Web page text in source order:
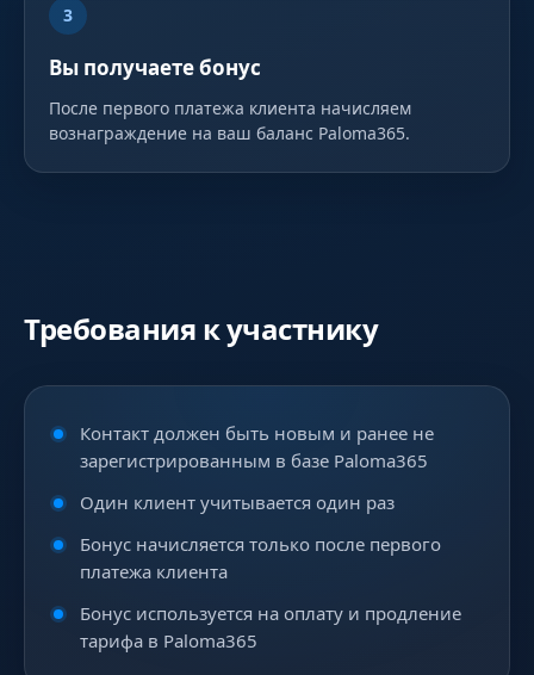
3
Вы получаете бонус
После первого платежа клиента начисляем
вознаграждение на ваш баланс Paloma365.
Требования к участнику
Контакт должен быть новым и ранее не
зарегистрированным в базе Paloma365
Один клиент учитывается один раз
Бонус начисляется только после первого
платежа клиента
Бонус используется на оплату и продление
тарифа в Paloma365